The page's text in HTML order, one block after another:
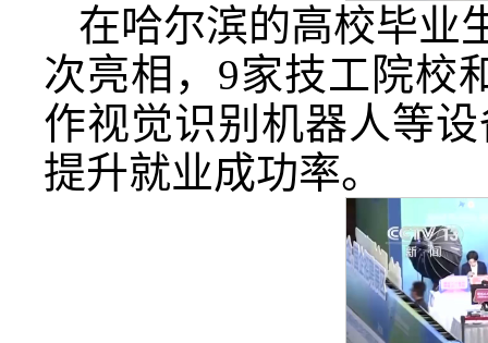
在哈尔滨的高校毕业
次亮相，9家技工院校
作视觉识别机器人等
提升就业成功率。